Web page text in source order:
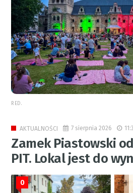
RED.
AKTUALNOŚCI 7 sierpnia 2026
Zamek Piastowski
PIT. Lokal jest do
0